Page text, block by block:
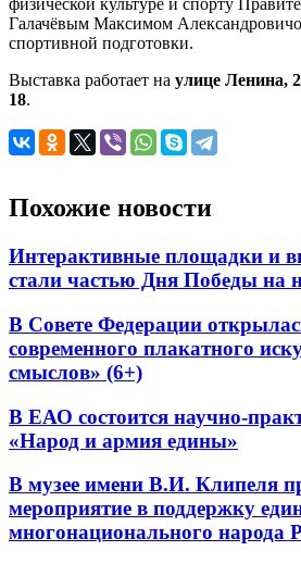
физической культуре и спорту
Галачёвым Максимом
спортивной подготовки.
Выставка работает на улице Ленина,
18.
Похожие новости
Интерактивные площадки и
стали частью Дня Победы на
В Совете Федерации
современного плакатного
смыслов» (6+)
В ЕАО состоится научно-
«Народ и армия едины»
В музее имени В.И. Клипеля
мероприятие в поддержку
многонационального народа